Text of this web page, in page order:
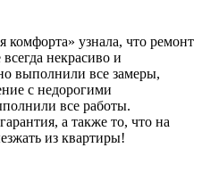
узнала, что ремонт
некрасиво и
выполнили все замеры,
с недорогими
все работы.
а также то, что на
из квартиры!